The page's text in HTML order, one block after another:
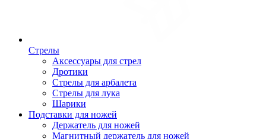
Стрелы
Аксессуары для стрел
Дротики
Стрелы для арбалета
Стрелы для лука
Шарики
Подставки для ножей
Держатель для ножей
Магнитный держатель для ножей